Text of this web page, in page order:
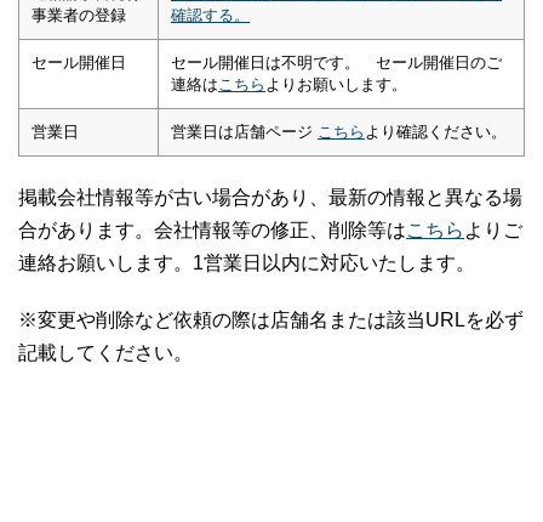
事業者の登録
確認する。
セール開催日
セール開催日は不明です。 セール開催日のご
連絡は こちら よりお願いします。
営業日 営業日は店舗ページ こちら より確認ください。
掲載会社情報等が古い場合があり、最新の情報と異なる場
合があります。会社情報等の修正、削除等はこちら よりご
連絡お願いします。1営業日以内に対応いたします。
※変更や削除など依頼の際は店舗名または該当URLを必ず
記載してください。